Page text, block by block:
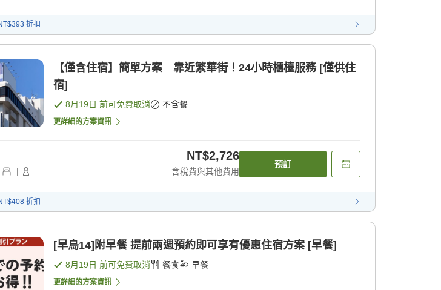
折扣
【僅含住宿】簡單方案 靠近繁華街！24小時櫃檯服務 [僅供住
宿]
8月19日 前可免費取消 不含餐
更詳細的方案資訊
|
NT$2,726
含稅費與其他費用
預訂
折扣
[早鳥14]附早餐 提前兩週預約即可享有優惠住宿方案 [早餐]
8月19日 前可免費取消 餐食 早餐
更詳細的方案資訊